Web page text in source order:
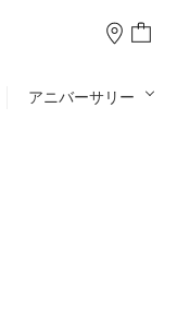
アニバーサリー